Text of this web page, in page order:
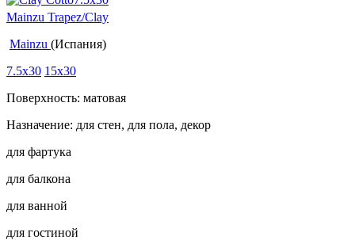
Mainzu Trapez/Clay
Mainzu (Испания)
7.5x30 15x30
Поверхность: матовая
Назначение: для стен, для пола, декор
для фартука
для балкона
для ванной
для гостиной